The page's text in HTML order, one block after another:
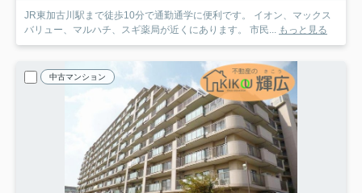
JR東加古川駅まで徒歩10分で通勤通学に便利です。 イオン、マックス
バリュー、マルハチ、スギ薬局が近くにあります。 市民... もっと見る
中古マンション